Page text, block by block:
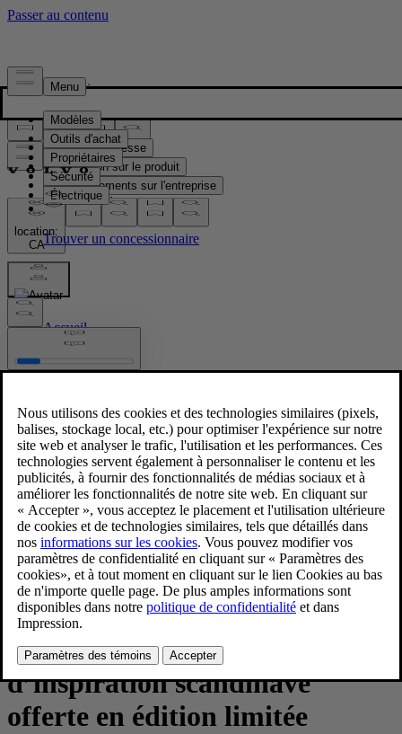
Presse & Médias
Matériel de presse
Information sur le produit
Renseignements sur l'entreprise
Contacts médias
location:
CA
Images
Accueil
Volvo Cars collabore avec D.S. & Durga pour lancer
SWOODISH, une fragrance d’inspiration scandinave offerte
en édition limitée
Volvo Cars collabore avec D.S.
& Durga pour lancer
SWOODISH, une fragrance
d’inspiration scandinave
offerte en édition limitée